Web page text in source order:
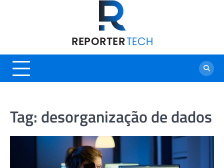
Tag: desorganização de dados